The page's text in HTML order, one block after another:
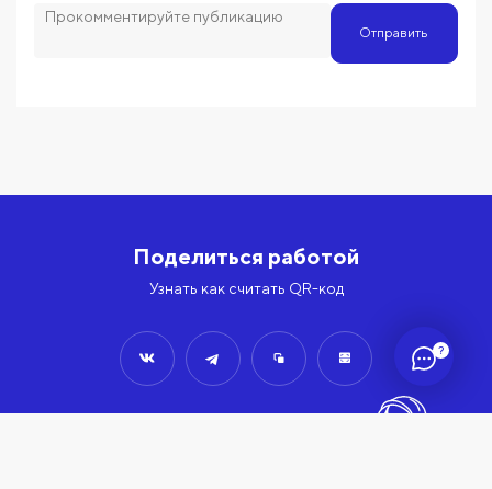
?
Отправить
Поделиться работой
Узнать как считать QR-код